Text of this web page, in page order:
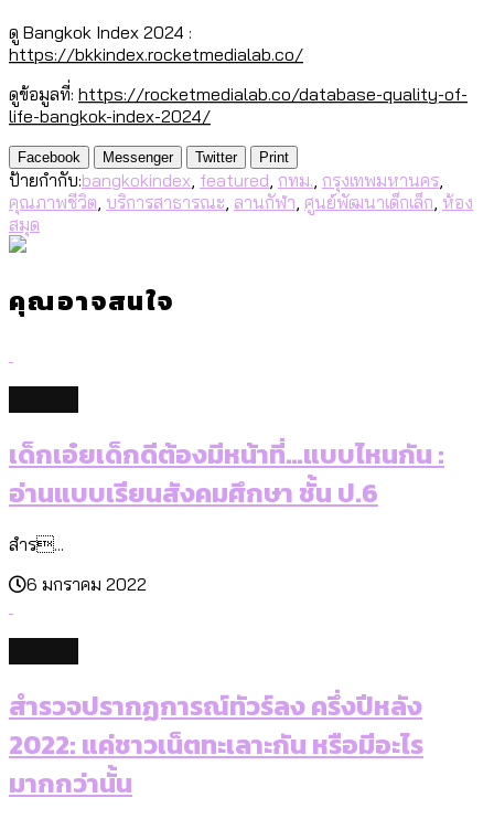
ทำอะไรบ้าง
ดู Bangkok Index 2024 :
https://bkkindex.rocketmedialab.co/
ดูข้อมูลที่: https://rocketmedialab.co/database-quality-of-
life-bangkok-index-2024/
Facebook Messenger Twitter Print
ป้ายกำกับ:bangkokindex, featured, กทม., กรุงเทพมหานคร,
คุณภาพชีวิต, บริการสาธารณะ, ลานกัฬา, ศูนย์พัฒนาเด็กเล็ก, ห้อง
สมุด
คุณอาจสนใจ
เด็กเอ๋ยเด็กดีต้องมีหน้าที่…แบบไหนกัน :
อ่านแบบเรียนสังคมศึกษา ชั้น ป.6
สำร...
6 มกราคม 2022
สำรวจปรากฏการณ์ทัวร์ลง ครึ่งปีหลัง
2022: แค่ชาวเน็ตทะเลาะกัน หรือมีอะไร
มากกว่านั้น